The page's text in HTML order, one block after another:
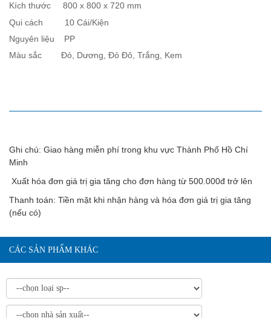
Kích thước 800 x 800 x 720 mm
Qui cách 10 Cái/Kiện
Nguyên liệu PP
Màu sắc Đỏ, Dương, Đỏ Đô, Trắng, Kem
Ghi chú: Giao hàng miễn phí trong khu vực Thành Phố Hồ Chí
Minh
Xuất hóa đơn giá trị gia tăng cho đơn hàng từ 500.000đ trở lên
Thanh toán: Tiền mặt khi nhận hàng và hóa đơn giá trị gia tăng
(nếu có)
CÁC SẢN PHẨM KHÁC